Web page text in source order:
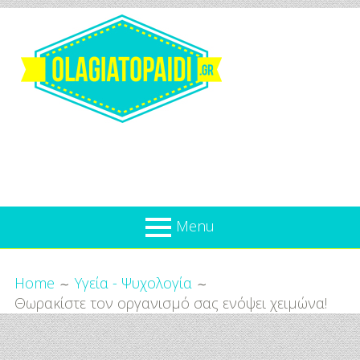
content
Menu
Για
το
Παιδί
Επικαιρότητα
Προσφορές
Home
Υγεία - Ψυχολογία
Θωρακίστε τον οργανισμό σας ενόψει χειμώνα!